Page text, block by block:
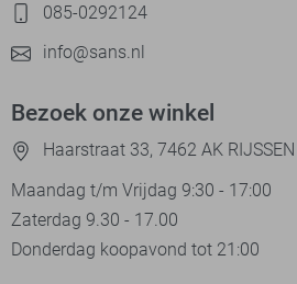
085-0292124
info@sans.nl
Bezoek onze winkel
Haarstraat 33, 7462 AK
Maandag t/m Vrijdag 9:30 - 17:00
Zaterdag 9.30 - 17.00
Donderdag koopavond tot 21:00